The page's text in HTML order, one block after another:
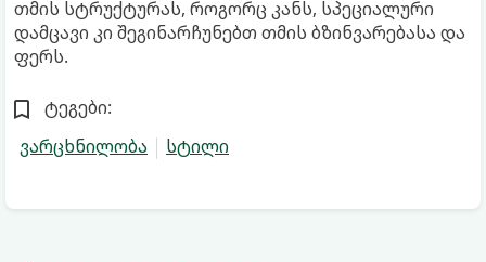
თმის სტრუქტურას, როგორც კანს, სპეციალური
დამცავი კი შეგინარჩუნებთ თმის ბზინვარებასა და
ფერს.
ტეგები:
ვარცხნილობა
სტილი